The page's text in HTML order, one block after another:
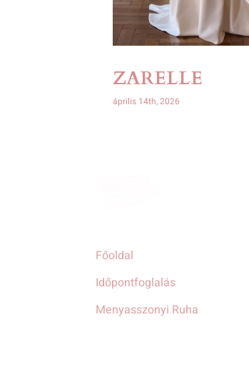
ZARELLE
április 14th, 2026
Főoldal
Időpontfoglalás
Menyasszonyi Ruha